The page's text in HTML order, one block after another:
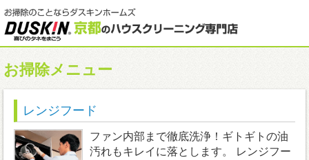
お掃除メニュー
レンジフード
ファン内部まで徹底洗浄！ギトギトの油
汚れもキレイに落とします。 レンジフー